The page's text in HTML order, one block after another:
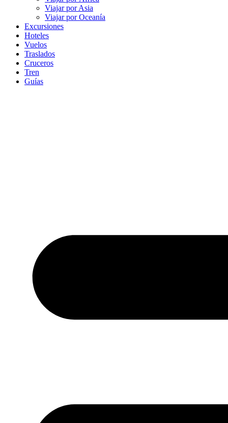
Viajar por Asia
Viajar por Oceanía
Excursiones
Hoteles
Vuelos
Traslados
Cruceros
Tren
Guías